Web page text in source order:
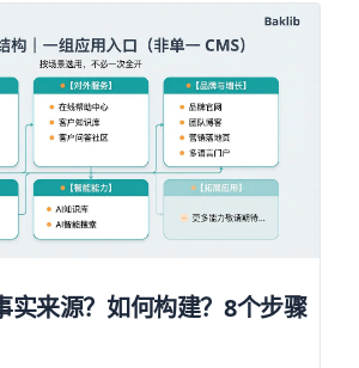
实来源？如何构建？8个步骤